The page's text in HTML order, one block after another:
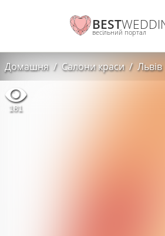
BEST
весільний портал
Домашня Салони краси Львів
181